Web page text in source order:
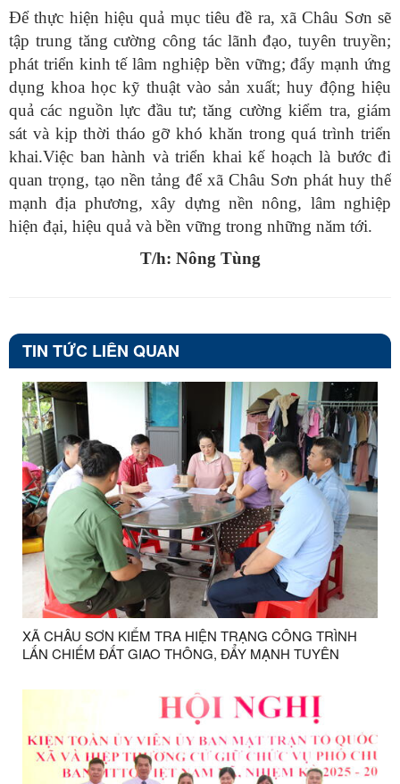
Để thực hiện hiệu quả mục tiêu đề ra, xã Châu Sơn sẽ
tập trung tăng cường công tác lãnh đạo, tuyên truyền;
phát triển kinh tế lâm nghiệp bền vững; đẩy mạnh ứng
dụng khoa học kỹ thuật vào sản xuất; huy động hiệu
quả các nguồn lực đầu tư; tăng cường kiểm tra, giám
sát và kịp thời tháo gỡ khó khăn trong quá trình triển
khai.Việc ban hành và triển khai kế hoạch là bước đi
quan trọng, tạo nền tảng để xã Châu Sơn phát huy thế
mạnh địa phương, xây dựng nền nông, lâm nghiệp
hiện đại, hiệu quả và bền vững trong những năm tới.
T/h: Nông Tùng
TIN TỨC LIÊN QUAN
XÃ CHÂU SƠN KIỂM TRA HIỆN TRẠNG CÔNG TRÌNH
LẤN CHIẾM ĐẤT GIAO THÔNG, ĐẨY MẠNH TUYÊN